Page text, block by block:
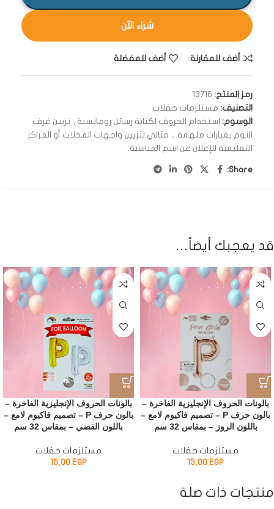
شراء الآن
أضف للمقارنة أضف للمفضلة
رمز المنتج: 13716
التصنيف: مستلزمات حفلات
الوسوم: استخدام الحروف لكتابة رسائل رومانسية , تزيين غرف
النوم بعبارات ملهمة. , مثالي لتزيين واجهات المحلات أو المراكز
التعليمية للإعلان عن اسم المناسبة.
Share:
قد يعجبك أيضاً…
بالونات الحروف الإنجليزية الفاخرة –
بالون حرف P – تصميم فاكيوم لامع –
باللون الروز – بمقاس 32 سم
مستلزمات حفلات
15,00 EGP
بالونات الحروف الإنجليزية الفاخرة –
بالون حرف P – تصميم فاكيوم لامع –
باللون الفضي – بمقاس 32 سم
مستلزمات حفلات
15,00 EGP
منتجات ذات صلة